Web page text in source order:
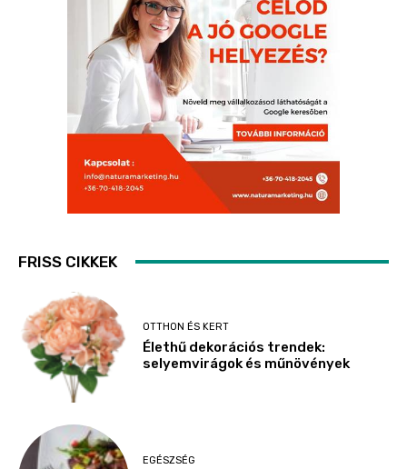
FRISS CIKKEK
OTTHON ÉS KERT
Élethű dekorációs trendek:
selyemvirágok és műnövények
EGÉSZSÉG